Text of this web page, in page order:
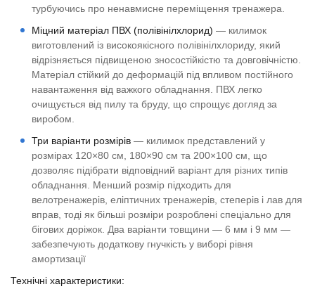
турбуючись про ненавмисне переміщення тренажера.
Міцний матеріал ПВХ (полівінілхлорид) — килимок
виготовлений із високоякісного полівінілхлориду, який
відрізняється підвищеною зносостійкістю та довговічністю.
Матеріал стійкий до деформацій під впливом постійного
навантаження від важкого обладнання. ПВХ легко
очищується від пилу та бруду, що спрощує догляд за
виробом.
Три варіанти розмірів — килимок представлений у
розмірах 120×80 см, 180×90 см та 200×100 см, що
дозволяє підібрати відповідний варіант для різних типів
обладнання. Менший розмір підходить для
велотренажерів, еліптичних тренажерів, степерів і лав для
вправ, тоді як більші розміри розроблені спеціально для
бігових доріжок. Два варіанти товщини — 6 мм і 9 мм —
забезпечують додаткову гнучкість у виборі рівня
амортизації
Технічні характеристики: